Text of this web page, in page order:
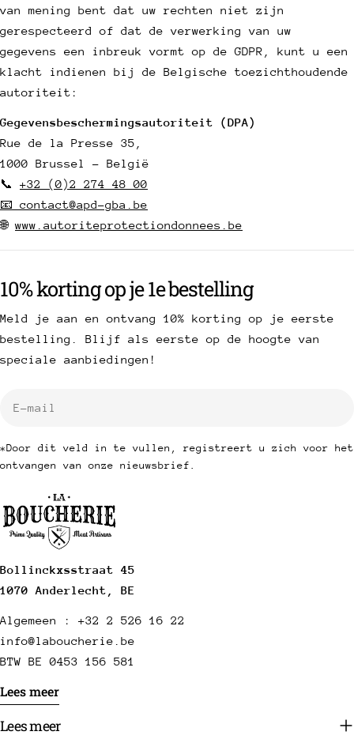
van mening bent dat uw rechten niet zijn
gerespecteerd of dat de verwerking van uw
gegevens een inbreuk vormt op de GDPR, kunt u een
klacht indienen bij de Belgische toezichthoudende
autoriteit:
Gegevensbeschermingsautoriteit (DPA)
Rue de la Presse 35,
1000 Brussel - België
📞 +32 (0)2 274 48 00
📧 contact@apd-gba.be
🌐www.autoriteprotectiondonnees.be
Bollinckxsstraat 45
1070 Anderlecht, BE
Algemeen : +32 2 526 16 22
info@laboucherie.be
BTW BE 0453 156 581
Lees meer
Lees meer
10% korting op je 1e bestelling
Meld je aan en ontvang 10% korting op je eerste
bestelling. Blijf als eerste op de hoogte van
speciale aanbiedingen!
*Door dit veld in te vullen, registreert u zich voor het
ontvangen van onze nieuwsbrief.